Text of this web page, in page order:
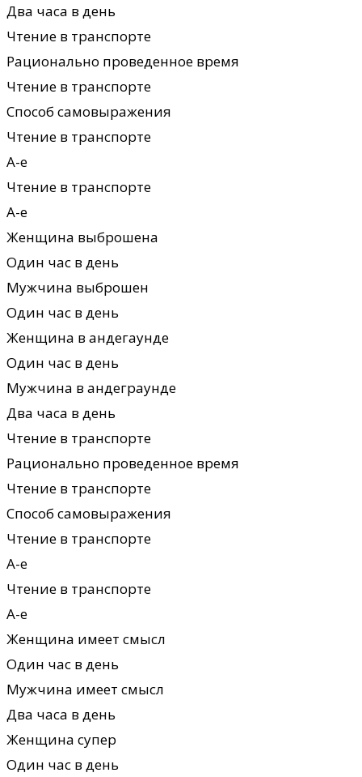
Два часа в день
Чтение в транспорте
Рационально проведенное время
Чтение в транспорте
Способ самовыражения
Чтение в транспорте
А-е
Чтение в транспорте
А-е
Женщина выброшена
Один час в день
Мужчина выброшен
Один час в день
Женщина в андегаунде
Один час в день
Мужчина в андеграунде
Два часа в день
Чтение в транспорте
Рационально проведенное время
Чтение в транспорте
Способ самовыражения
Чтение в транспорте
А-е
Чтение в транспорте
А-е
Женщина имеет смысл
Один час в день
Мужчина имеет смысл
Два часа в день
Женщина супер
Один час в день